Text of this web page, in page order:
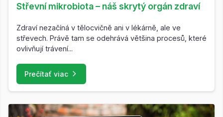
Střevní mikrobiota – náš skrytý orgán zdraví
Zdraví nezačíná v tělocvičně ani v lékárně, ale ve
střevech. Právě tam se odehrává většina procesů, které
ovlivňují trávení...
Prečítať viac